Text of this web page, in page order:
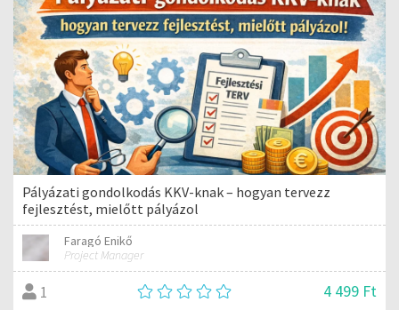
Pályázati gondolkodás KKV-knak – hogyan tervezz
fejlesztést, mielőtt pályázol
Faragó Enikő
Project Manager
1 4 499 Ft